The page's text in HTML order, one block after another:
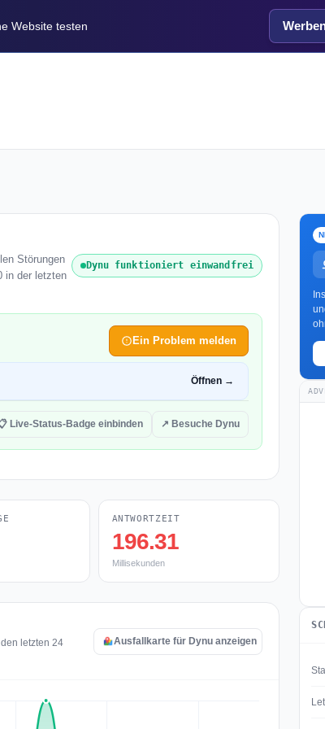
Website testen
Störungen
in der letzten
Dynu funktioniert einwandfrei
Ein Problem melden
Öffnen →
Live-Status-Badge einbinden ↗ Besuche Dynu
ANTWORTZEIT
196.31
Millisekunden
letzten 24
Ausfallkarte für Dynu anzeigen